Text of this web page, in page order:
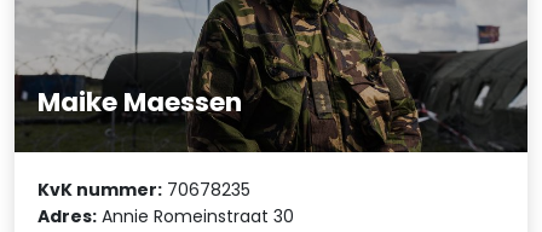
Maike Maessen
KvK nummer: 70678235
Adres: Annie Romeinstraat 30